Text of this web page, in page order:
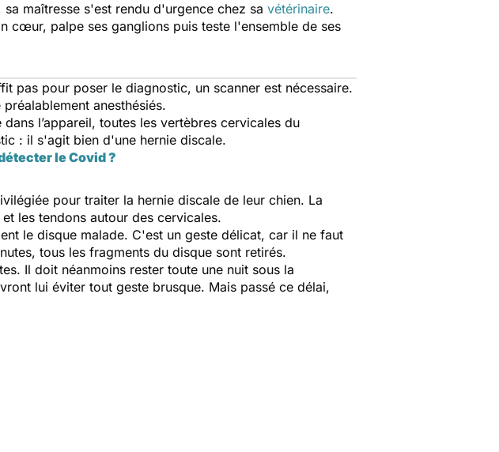
maîtresse s'est rendu d'urgence chez sa vétérinaire.
cœur, palpe ses ganglions puis teste l'ensemble de ses
pas pour poser le diagnostic, un scanner est nécessaire.
anesthésiés.
l’appareil, toutes les vertèbres cervicales du
: il s'agit bien d'une hernie discale.
le Covid ?
pour traiter la hernie discale de leur chien. La
les tendons autour des cervicales.
le disque malade. C'est un geste délicat, car il ne faut
tous les fragments du disque sont retirés.
Il doit néanmoins rester toute une nuit sous la
lui éviter tout geste brusque. Mais passé ce délai,